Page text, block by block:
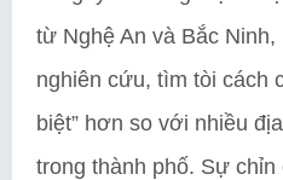
từ Nghệ An và Bắc
nghiên cứu, tìm tòi cách
biệt” hơn so với nhiều
trong thành phố. Sự